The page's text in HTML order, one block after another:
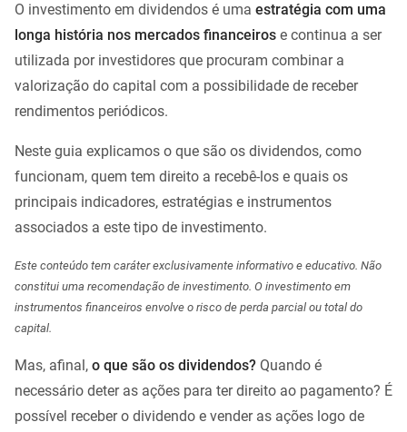
O investimento em dividendos é uma estratégia com uma
longa história nos mercados financeiros e continua a ser
utilizada por investidores que procuram combinar a
valorização do capital com a possibilidade de receber
rendimentos periódicos.
Neste guia explicamos o que são os dividendos, como
funcionam, quem tem direito a recebê-los e quais os
principais indicadores, estratégias e instrumentos
associados a este tipo de investimento.
Este conteúdo tem caráter exclusivamente informativo e educativo. Não
constitui uma recomendação de investimento. O investimento em
instrumentos financeiros envolve o risco de perda parcial ou total do
capital.
Mas, afinal, o que são os dividendos? Quando é
necessário deter as ações para ter direito ao pagamento? É
possível receber o dividendo e vender as ações logo de